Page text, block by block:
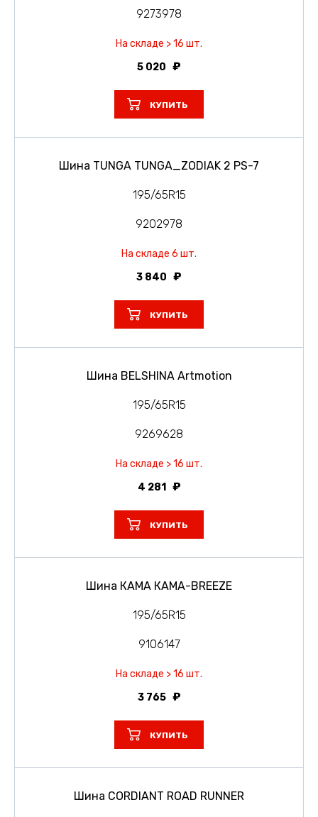
9273978
На складе > 16 шт.
5 020
КУПИТЬ
Шина TUNGA TUNGA_ZODIAK 2 PS-7
195/65R15
9202978
На складе 6 шт.
3 840
КУПИТЬ
Шина BELSHINA Artmotion
195/65R15
9269628
На складе > 16 шт.
4 281
КУПИТЬ
Шина КАМА КАМА-BREEZE
195/65R15
9106147
На складе > 16 шт.
3 765
КУПИТЬ
Шина CORDIANT ROAD RUNNER